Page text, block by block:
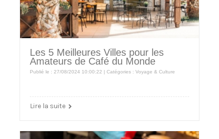
Les 5 Meilleures Villes pour les
Amateurs de Café du Monde
Publié le : 27/08/2024 10:00:22 | Catégories : Voyage & Culture
Lire la suite